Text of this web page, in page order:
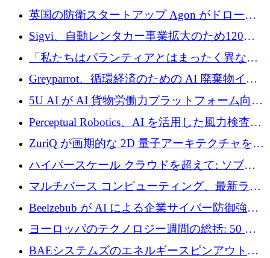
ジング プラットフォームを拡張するためにシ
リーズ B で 2,000 万ドルを確保
英国の防衛スタートアップ Agon がドローン
攻撃に対抗する仮想戦場を構築、3,000 万ドル
を調達
Sigvi、自動レンタカー事業拡大のため120万
ユーロを調達
「私たちはパランティアとはまったく異なる
会社です」とフランス人の「控えめな」後任
者は言う
Greyparrot、循環経済のための AI 廃棄物イン
テリジェンスを拡張するためにシリーズ B で
2,700 万ドルを確保
5U AI が AI 貨物労働力プラットフォーム向け
に 320 万ドルのプレシードを獲得
Perceptual Robotics、AI を活用した風力検査の
規模拡大に向けて 400 万ポンド以上を確保
ZuriQ が画期的な 2D 量子アーキテクチャを拡
張するために 2,550 万ドルを調達
ハイパースケール クラウドを超えて: ソブリ
ン コンピューティングに対する DFINITY の
ビジョン
マルチバース コンピューティング、最新ラウ
ンドで最大 5 億 7,000 万ドルを目標
Beelzebub が AI による企業サイバー防御強化
のために 300 万ユーロを調達
ヨーロッパのテクノロジー週間の総括: 50 以
上の取引に 10 億ユーロ以上を投資
BAEシステムズのエネルギースピンアウト原